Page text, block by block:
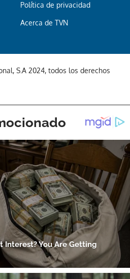
Política de privacidad
Acerca de TVN
S.A 2024, todos los derechos